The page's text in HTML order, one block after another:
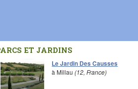
ET JARDINS
Le Jardin Des Causses
à Millau(12, France)